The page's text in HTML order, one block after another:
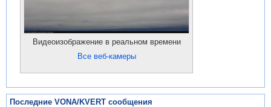
Видеоизображение в реальном времени
Все веб-камеры
Последние VONA/KVERT сообщения